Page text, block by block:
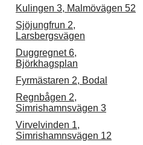
Kulingen 3, Malmövägen 52
Sjöjungfrun 2,
Larsbergsvägen
Duggregnet 6,
Björkhagsplan
Fyrmästaren 2, Bodal
Regnbågen 2,
Simrishamnsvägen 3
Virvelvinden 1,
Simrishamnsvägen 12